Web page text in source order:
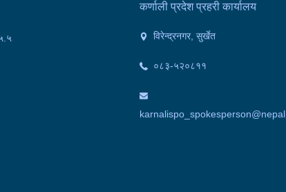
कर्णाली प्रदेश प्रहरी कार्यालय
विरेन्द्रनगर, सुर्खेत
०८३-५२०८११